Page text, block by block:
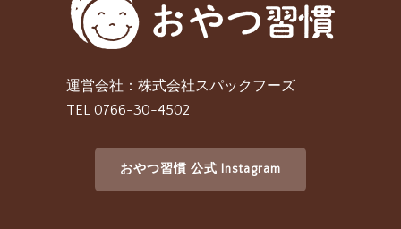
運営会社：株式会社スパックフーズ
TEL 0766-30-4502
おやつ習慣 公式 Instagram